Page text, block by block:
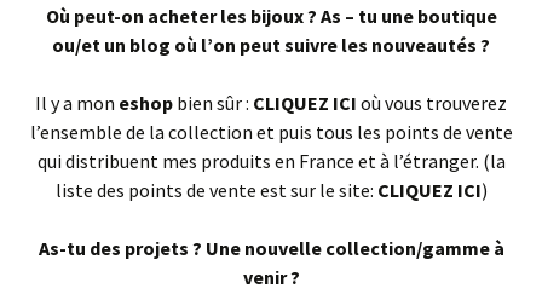
Où peut-on acheter les bijoux ? As – tu une boutique
ou/et un blog où l’on peut suivre les nouveautés ?
Il y a mon eshop bien sûr : CLIQUEZ ICI où vous trouverez
l’ensemble de la collection et puis tous les points de vente
qui distribuent mes produits en France et à l’étranger. (la
liste des points de vente est sur le site: CLIQUEZ ICI)
As-tu des projets ? Une nouvelle collection/gamme à
venir ?